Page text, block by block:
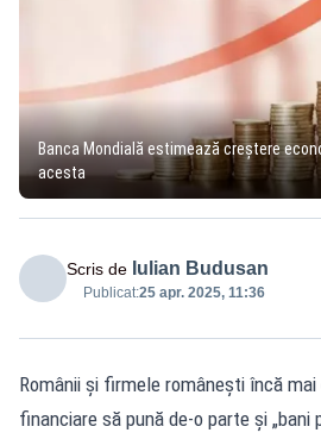
Banca Mondială estimează creștere
acesta
Scris de Iulian Budusan
Publicat:25 apr. 2025, 11:36
Românii și firmele românești încă
financiare să pună de-o parte și „bani